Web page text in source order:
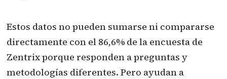
Estos datos no pueden sumarse ni compararse
directamente con el 86,6% de la encuesta de
Zentrix porque responden a preguntas y
metodologías diferentes. Pero ayudan a